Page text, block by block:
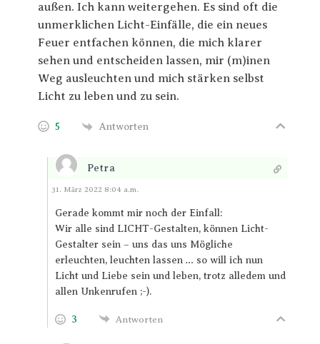
außen. Ich kann weitergehen. Es sind oft die
unmerklichen Licht-Einfälle, die ein neues
Feuer entfachen können, die mich klarer
sehen und entscheiden lassen, mir (m)inen
Weg ausleuchten und mich stärken selbst
Licht zu leben und zu sein.
5 Antworten
Petra
Antworten
31. März 2022 8:04 a.m.
Gerade kommt mir noch der Einfall:
Wir alle sind LICHT-Gestalten, können Licht-
Gestalter sein – uns das uns Mögliche
erleuchten, leuchten lassen … so will ich nun
Licht und Liebe sein und leben, trotz alledem und
allen Unkenrufen ;-).
3 Antworten